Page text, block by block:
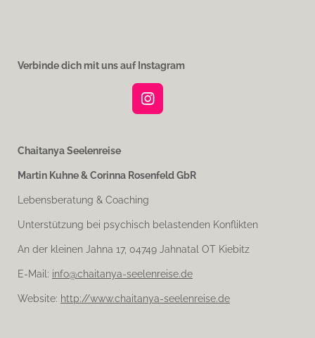
Verbinde dich mit uns auf Instagram
I
g
a
m
Chaitanya Seelenreise
Martin Kuhne & Corinna Rosenfeld GbR
Lebensberatung & Coaching
Unterstützung bei psychisch belastenden Konflikten
An der kleinen Jahna 17, 04749 Jahnatal OT Kiebitz
E-Mail: info@chaitanya-seelenreise.de
Website: http://www.chaitanya-seelenreise.de